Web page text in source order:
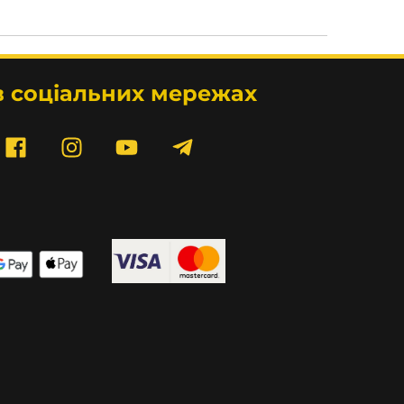
мережах